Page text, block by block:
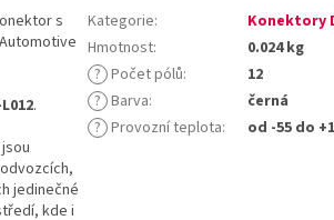
s
.
jedinečné
kde i
Kategorie:
Konektory
Hmotnost:
0.024 kg
? Počet pólů:
12
? Barva:
černá
? Provozní teplota: od -55 do